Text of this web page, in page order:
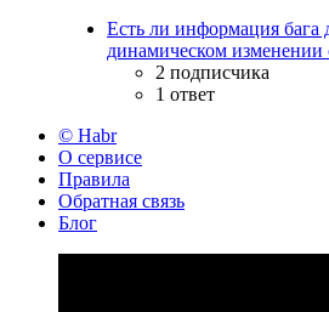
Есть ли информация бага
динамическом изменении
2 подписчика
1 ответ
© Habr
О сервисе
Правила
Обратная связь
Блог